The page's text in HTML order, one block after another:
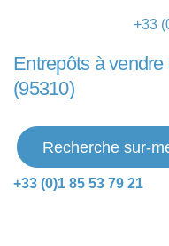
+33
Entrepôts à vendre
(95310)
Recherche sur-
+33 (0)1 85 53 79 21